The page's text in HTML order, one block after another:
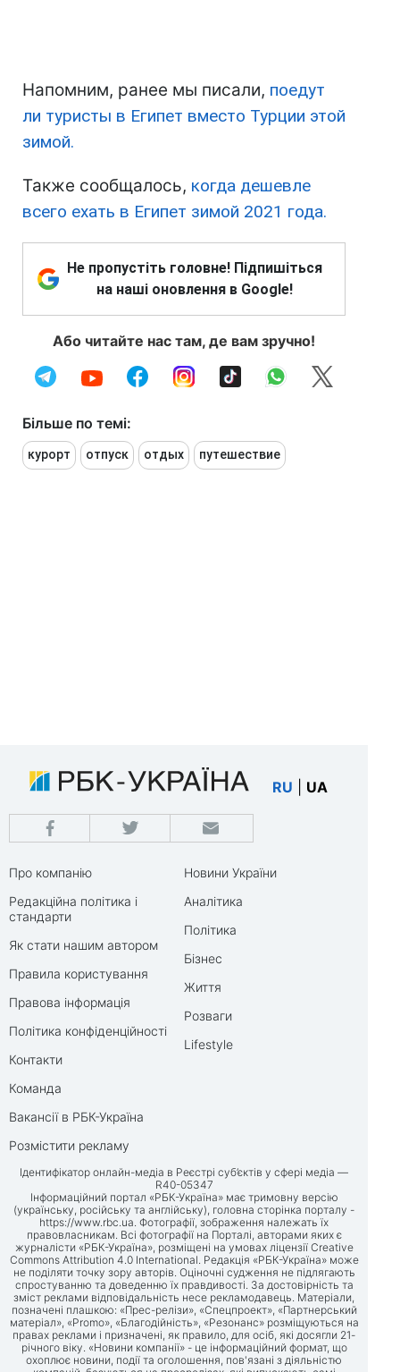
Напомним, ранее мы писали, поедут
ли туристы в Египет вместо Турции этой
зимой.
Также сообщалось, когда дешевле
всего ехать в Египет зимой 2021 года.
Не пропустіть головне! Підпишіться
на наші оновлення в Google!
Або читайте нас там, де вам зручно!
Більше по темі:
курорт отпуск отдых путешествие
RU UA
Про компанію
Редакційна політика і
стандарти
Як стати нашим автором
Правила користування
Правова інформація
Політика конфіденційності
Контакти
Команда
Вакансії в РБК-Україна
Розмістити рекламу
Новини України
Аналітика
Політика
Бізнес
Життя
Розваги
Lifestyle
Ідентифікатор онлайн-медіа в Реєстрі суб’єктів у сфері медіа —
R40-05347
Інформаційний портал «РБК-Україна» має тримовну версію
(українську, російську та англійську), головна сторінка порталу -
https://www.rbc.ua. Фотографії, зображення належать їх
правовласникам. Всі фотографії на Порталі, авторами яких є
журналісти «РБК-Україна», розміщені на умовах ліцензії Creative
Commons Attribution 4.0 International. Редакція «РБК-Україна» може
не поділяти точку зору авторів. Оціночні судження не підлягають
спростуванню та доведенню їх правдивості. За достовірність та
зміст реклами відповідальність несе рекламодавець. Матеріали,
позначені плашкою: «Прес-релізи», «Спецпроект», «Партнерський
матеріал», «Promo», «Благодійність», «Резонанс» розміщуються на
правах реклами і призначені, як правило, для осіб, які досягли 21-
річного віку. «Новини компанії» - це інформаційний формат, що
охоплює новини, події та оголошення, пов'язані з діяльністю